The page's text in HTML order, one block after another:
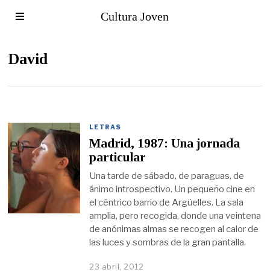
Cultura Joven
David
LETRAS
Madrid, 1987: Una jornada
particular
Una tarde de sábado, de paraguas, de
ánimo introspectivo. Un pequeño cine en
el céntrico barrio de Argüelles. La sala
amplia, pero recogida, donde una veintena
de anónimas almas se recogen al calor de
las luces y sombras de la gran pantalla.
23 abril, 2012